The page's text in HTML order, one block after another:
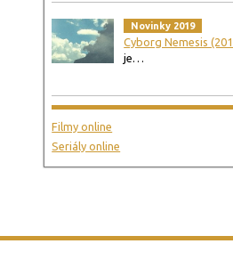
Novinky 2019
Cyborg Nemesis
je…
Filmy online
Seriály online